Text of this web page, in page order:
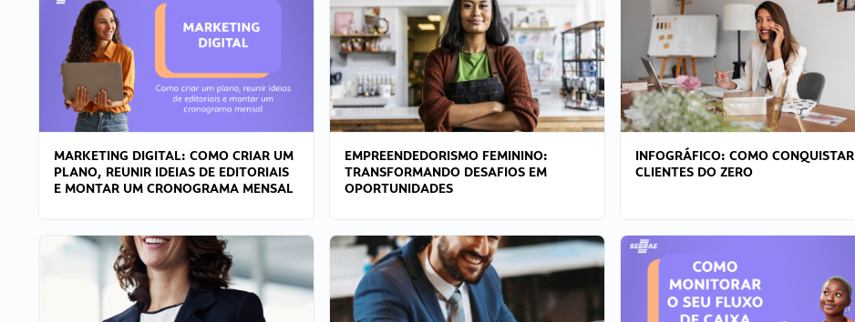
MARKETING DIGITAL: COMO CRIAR UM
PLANO, REUNIR IDEIAS DE EDITORIAIS
E MONTAR UM CRONOGRAMA MENSAL
EMPREENDEDORISMO FEMININO:
TRANSFORMANDO DESAFIOS EM
OPORTUNIDADES
INFOGRÁFICO: COMO CONQUISTAR
CLIENTES DO ZERO